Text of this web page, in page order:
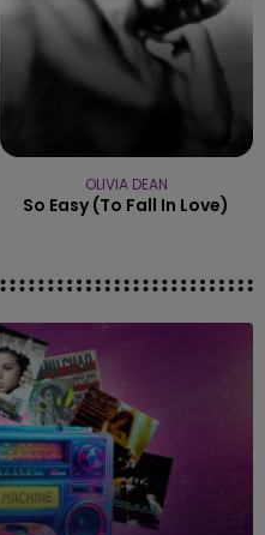
OLIVIA DEAN
So Easy (to Fall In Love)